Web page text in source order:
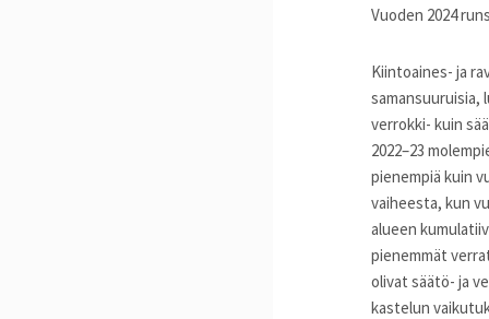
Vuoden 2024
Kiintoaines- ja
verrokki- kuin
2022–23
pienempiä kuin
vaiheesta, kun
alueen
pienemmät
olivat säätö- ja
kastelun